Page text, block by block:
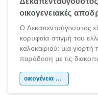
οικογενειακές
Ο Δεκαπενταύγουστος
κορυφαία στιγμή του
καλοκαιριού: μια
παράδοση με τις
χώρας. Είτε πρόκειται
οικογένεια & παιδί